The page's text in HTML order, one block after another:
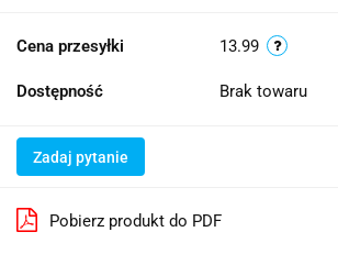
Cena przesyłki 13.99
Dostępność Brak towaru
Zadaj pytanie
Pobierz produkt do PDF